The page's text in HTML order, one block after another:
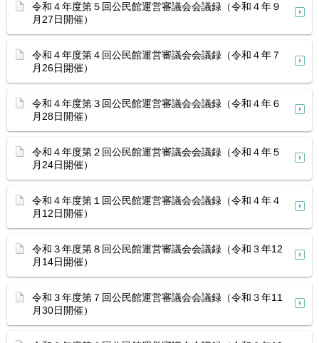
令和４年度第５回公民館運営審議会会議録（令和４年９
月27日開催）
令和４年度第４回公民館運営審議会会議録（令和４年７
月26日開催）
令和４年度第３回公民館運営審議会会議録（令和４年６
月28日開催）
令和４年度第２回公民館運営審議会会議録（令和４年５
月24日開催）
令和４年度第１回公民館運営審議会会議録（令和４年４
月12日開催）
令和３年度第８回公民館運営審議会会議録（令和３年12
月14日開催）
令和３年度第７回公民館運営審議会会議録（令和３年11
月30日開催）